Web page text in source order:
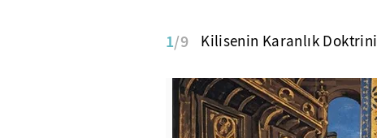
1/9 Kilisenin Karanlık Doktrini